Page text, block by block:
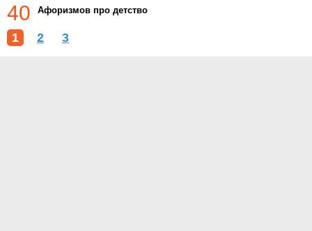
40 Афоризмов про детство
1 2 3